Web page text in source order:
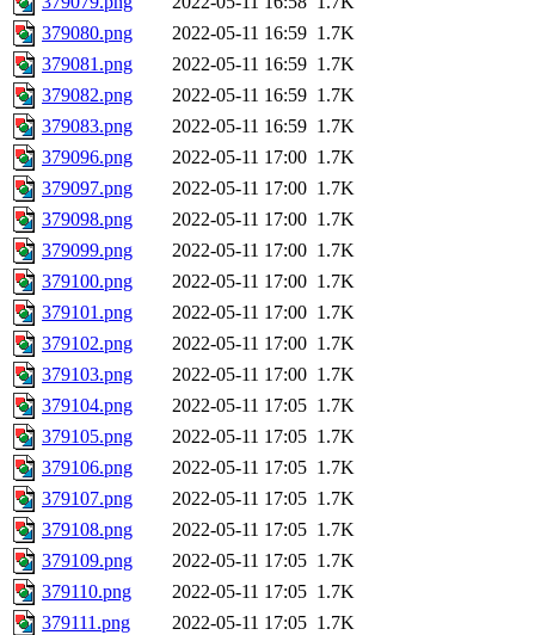
379080.png
2022-05-11 16:59 1.7K
379081.png
2022-05-11 16:59 1.7K
379082.png
2022-05-11 16:59 1.7K
379083.png
2022-05-11 16:59 1.7K
379096.png
2022-05-11 17:00 1.7K
379097.png
2022-05-11 17:00 1.7K
379098.png
2022-05-11 17:00 1.7K
379099.png
2022-05-11 17:00 1.7K
379100.png
2022-05-11 17:00 1.7K
379101.png
2022-05-11 17:00 1.7K
379102.png
2022-05-11 17:00 1.7K
379103.png
2022-05-11 17:00 1.7K
379104.png
2022-05-11 17:05 1.7K
379105.png
2022-05-11 17:05 1.7K
379106.png
2022-05-11 17:05 1.7K
379107.png
2022-05-11 17:05 1.7K
379108.png
2022-05-11 17:05 1.7K
379109.png
2022-05-11 17:05 1.7K
379110.png
2022-05-11 17:05 1.7K
379111.png
2022-05-11 17:05 1.7K